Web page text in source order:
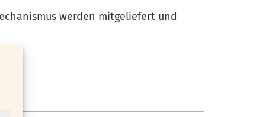
werden mitgeliefert und